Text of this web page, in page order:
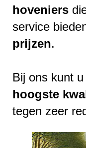
hoveniers
service
prijzen.
Bij ons kunt
hoogste
tegen zeer